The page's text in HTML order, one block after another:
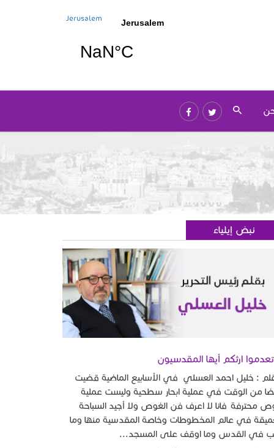
Jerusalem
نبض إيلياء
تعدموا ارثكم أيها المقدسيون
: خليل احمد العسلي في الأسابيع الماضية قضيت
من الوقت في عملية ابحار سطحية وليست عملية
محترفة فانا لا اعرف فن الغوص ولا أجيد السباحة
في عالم المخطوطات وخاصة المقدسية منها وما
في القدس وما اوقف على المسجد...